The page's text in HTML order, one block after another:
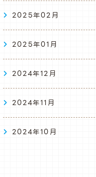
2025年02月
2025年01月
2024年12月
2024年11月
2024年10月